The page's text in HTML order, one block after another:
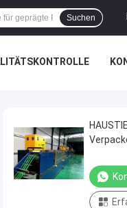
Suchen